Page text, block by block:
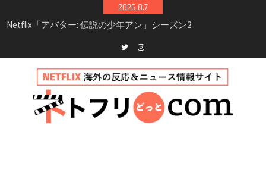
to
2026.8.7
Netflix映画「ボイスメールで恋をして」キャス
イッチ主演ロマコメ
新決定！2027年撮影開始へ
兄弟大騒動のコメディ映画「リトル・ブラザ
ー」がNetflixで配信！─キャスト・あらすじ・
見どころまとめ
Twitterinstagram